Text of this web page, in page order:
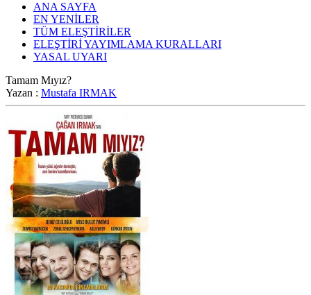
ANA SAYFA
EN YENİLER
TÜM ELEŞTİRİLER
ELEŞTİRİ YAYIMLAMA KURALLARI
YASAL UYARI
Tamam Mıyız?
Yazan : Mustafa IRMAK